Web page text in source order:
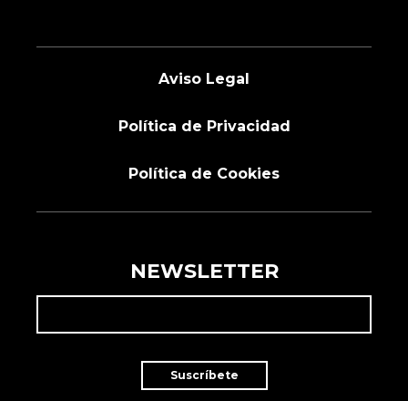
Aviso Legal
Política de Privacidad
Política de Cookies
NEWSLETTER